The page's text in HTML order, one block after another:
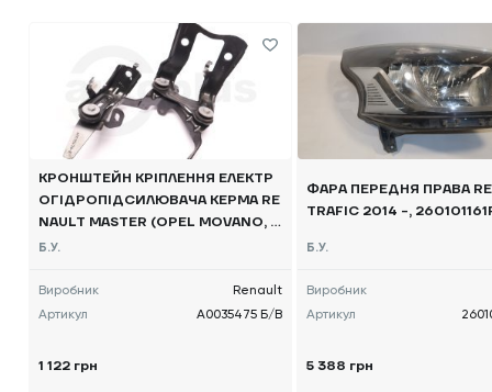
КРОНШТЕЙН КРІПЛЕННЯ ЕЛЕКТР
ОГІДРОПІДСИЛЮВАЧА КЕРМА RE
NAULT MASTER (OPEL MOVANO, N
ISSAN NV400) 2015, - A0035475
Б.У.
Виробник
Renault
Артикул
A0035475 Б/В
1 122 грн
ФАРА ПЕРЕДНЯ ПРАВА RENAULT
TRAFIC 2014 -,
Б.У.
Виробник
Артикул
5 388 грн